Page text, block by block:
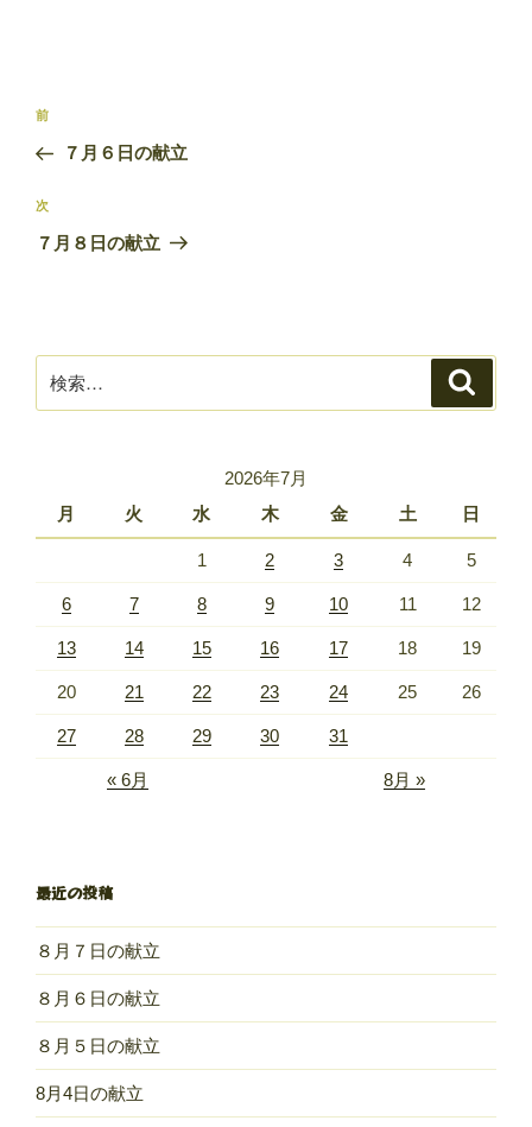
投
ナ
ビ
ゲ
ン
前
の
稿
前
７月６日の献立
次
の
次
７月８日の献立
索:
2026年7月
月
火 水 木 金 土 日
1 2 3 4 5
6 7 8 9 10 11 12
13 14 15 16 17 18 19
20 21 22 23 24 25 26
27 28 29 30 31
« 6月 8月 »
最近の投稿
８月７日の献立
８月６日の献立
８月５日の献立
8月4日の献立